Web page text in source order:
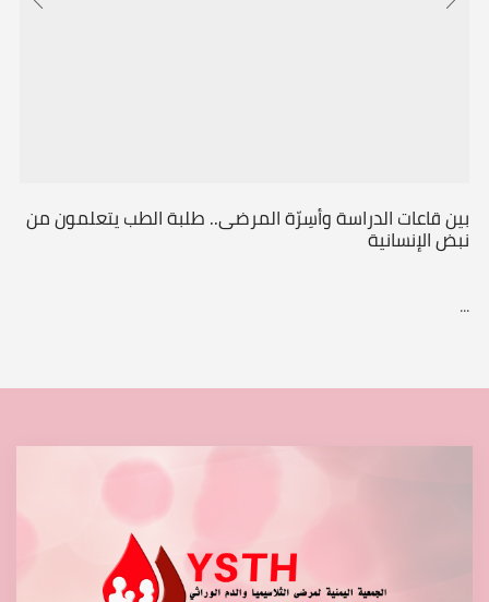
بين قاعات الدراسة وأسِرّة المرضى.. طلبة الطب يتعلمون من
نبض الإنسانية
...